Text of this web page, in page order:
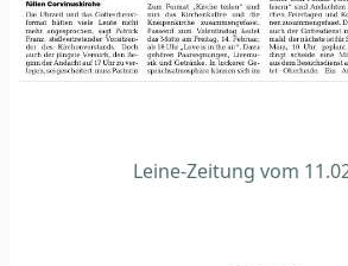
Leine-Zeitung vom